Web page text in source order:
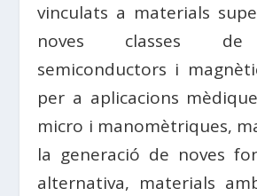
vinculats a materials
noves classes de
semiconductors i
per a aplicacions
micro i manomètriques,
la generació de noves
alternativa, materials